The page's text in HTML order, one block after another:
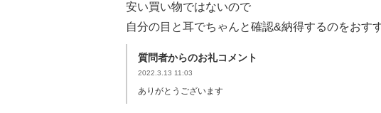
安い買い物ではないので
自分の目と耳でちゃんと確認&納得するのをおす
質問者からのお礼コメント
2022.3.13 11:03
ありがとうございます